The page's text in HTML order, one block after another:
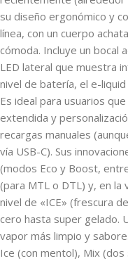
su diseño ergonómico y
línea, con un cuerpo
cómoda. Incluye un bocal
LED lateral que muestra
nivel de batería, el e-
Es ideal para usuarios
extendida y
recargas manuales
vía USB-C). Sus
(modos Eco y Boost,
(para MTL o DTL) y, en la
nivel de «ICE» (frescura
cero hasta super gelado.
vapor más limpio y
Ice (con mentol), Mix